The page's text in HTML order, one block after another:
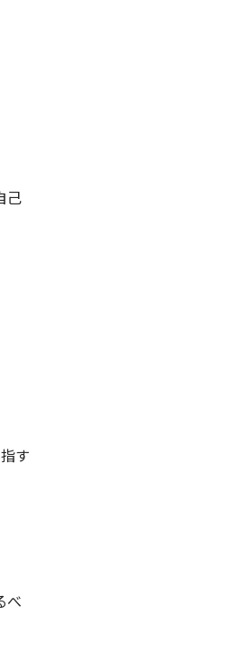
己
す
べ